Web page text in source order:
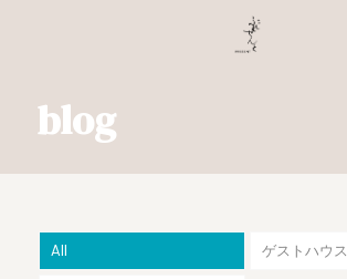
blog
All ゲストハウス